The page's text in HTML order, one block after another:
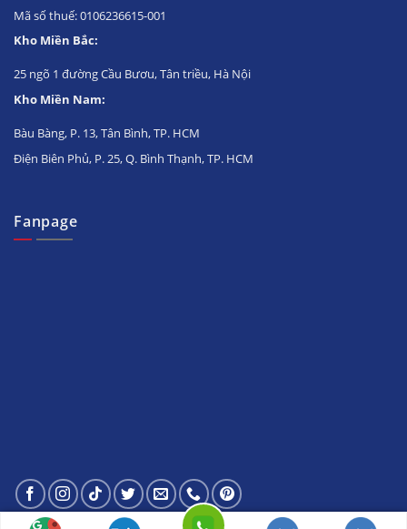
Mã số thuế: 0106236615-001
Kho Miền Bắc:
25 ngõ 1 đường Cầu Bươu, Tân triều, Hà Nội
Kho Miền Nam:
Bàu Bàng, P. 13, Tân Bình, TP. HCM
Điện Biên Phủ, P. 25, Q. Bình Thạnh, TP. HCM
Fanpage